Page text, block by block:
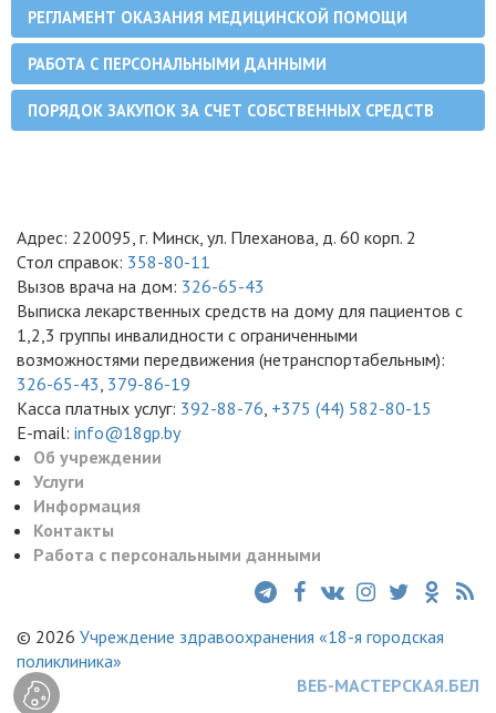
РЕГЛАМЕНТ ОКАЗАНИЯ МЕДИЦИНСКОЙ ПОМОЩИ
РАБОТА С ПЕРСОНАЛЬНЫМИ ДАННЫМИ
ПОРЯДОК ЗАКУПОК ЗА СЧЕТ СОБСТВЕННЫХ СРЕДСТВ
Адрес: 220095, г. Минск, ул. Плеханова, д. 60 корп. 2
Стол справок: 358-80-11
Вызов врача на дом: 326-65-43
Выписка лекарственных средств на дому для пациентов с
1,2,3 группы инвалидности с ограниченными
возможностями передвижения (нетранспортабельным):
326-65-43, 379-86-19
Касса платных услуг: 392-88-76, +375 (44) 582-80-15
E-mail: info@18gp.by
Об учреждении
Услуги
Информация
Контакты
Работа с персональными данными
© 2026 Учреждение здравоохранения «18-я городская
поликлиника»
ВЕБ-МАСТЕРСКАЯ.БЕЛ